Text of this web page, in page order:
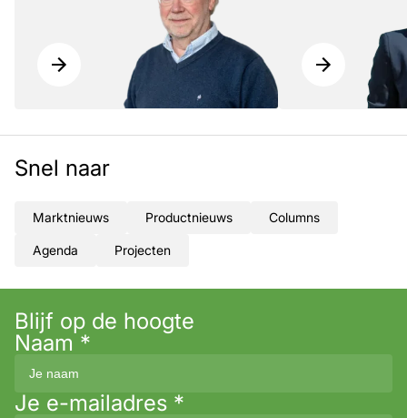
Snel naar
Marktnieuws Productnieuws Columns
Agenda Projecten
Blijf op de hoogte
Naam *
Je e-mailadres *